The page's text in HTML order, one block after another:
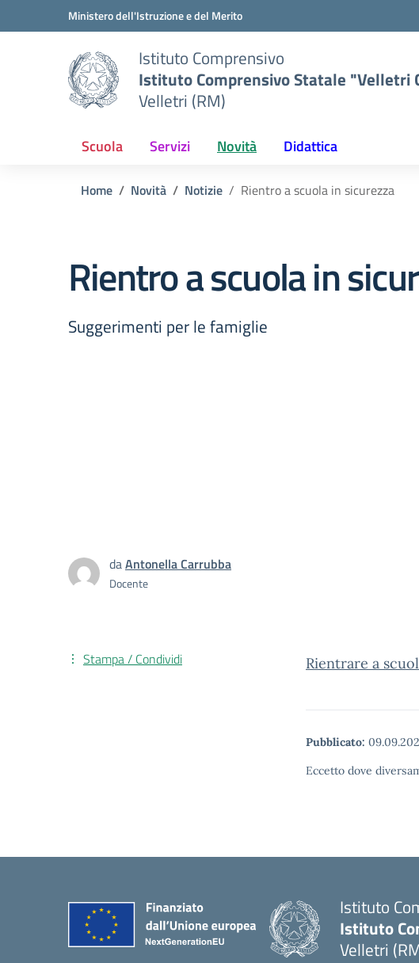
Vai ai contenuti
Vai al menu di navigazioneMinistero dell'Istruzione e del Merito
Istituto Comprensivo
Istituto Comprensivo Statale "Velletri
Velletri (RM)
Scuola Servizi Novità Didattica
Home Novità Notizie Rientro a scuola in sicurezza
Rientro a scuola in
Suggerimenti per le famiglie
daAntonella Carrubba
Docente
Rientrare a
Pubblicato:
Eccetto dove
Stampa / Condividi
Istituto
Istituto
Velletri